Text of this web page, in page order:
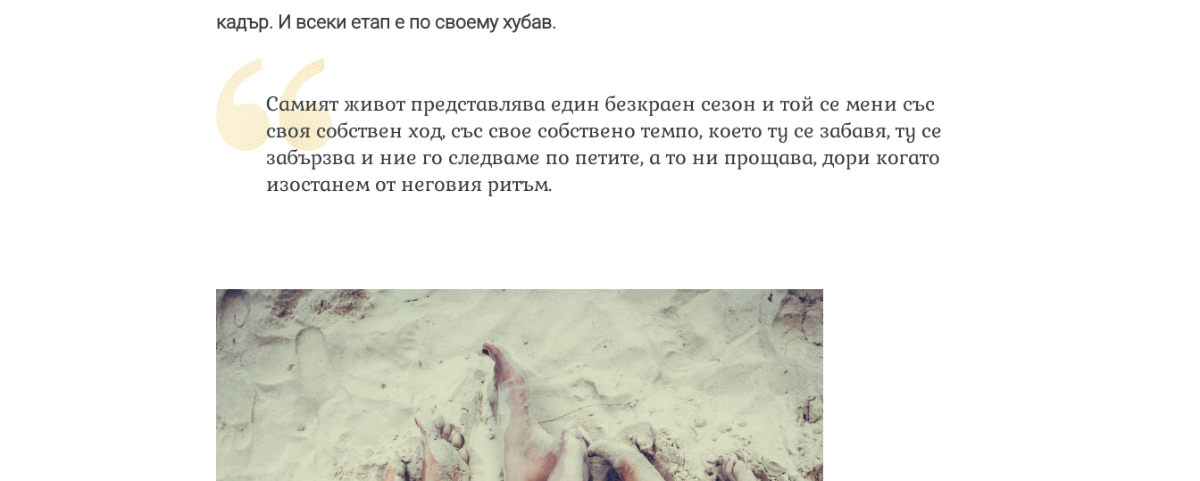
кадър. И всеки етап е по своему хубав.
Самият живот представлява един безкраен сезон и той се мени със
своя собствен ход, със свое собствено темпо, което ту се забавя, ту се
забързва и ние го следваме по петите, а то ни прощава, дори когато
изостанем от неговия ритъм.